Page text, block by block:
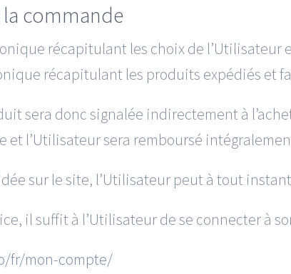
la commande
récapitulant les choix de
récapitulant les produits expédiés et
sera donc signalée indirectement à
l’Utilisateur sera remboursé
sur le site, l’Utilisateur peut à tout
il suffit à l’Utilisateur de se connecter à
fr/mon-compte/